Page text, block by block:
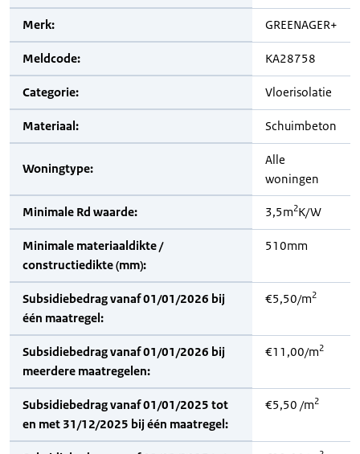
Merk: GREENAGER+
Meldcode: KA28758
Categorie: Vloerisolatie
Materiaal: Schuimbeton
Woningtype:
Alle
woningen
Minimale Rd waarde: 3,5m2K/W
Minimale materiaaldikte /
constructiedikte (mm):
510mm
Subsidiebedrag vanaf 01/01/2026 bij
één maatregel:
€5,50/m2
Subsidiebedrag vanaf 01/01/2026 bij
meerdere maatregelen:
€11,00/m2
Subsidiebedrag vanaf 01/01/2025 tot
en met 31/12/2025 bij één maatregel:
€5,50 /m2